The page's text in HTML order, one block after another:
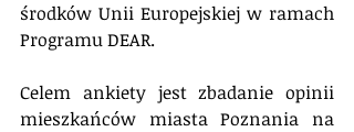
środków Unii Europejskiej w ramach
Programu DEAR.
Celem ankiety jest zbadanie opinii
mieszkańców miasta Poznania na